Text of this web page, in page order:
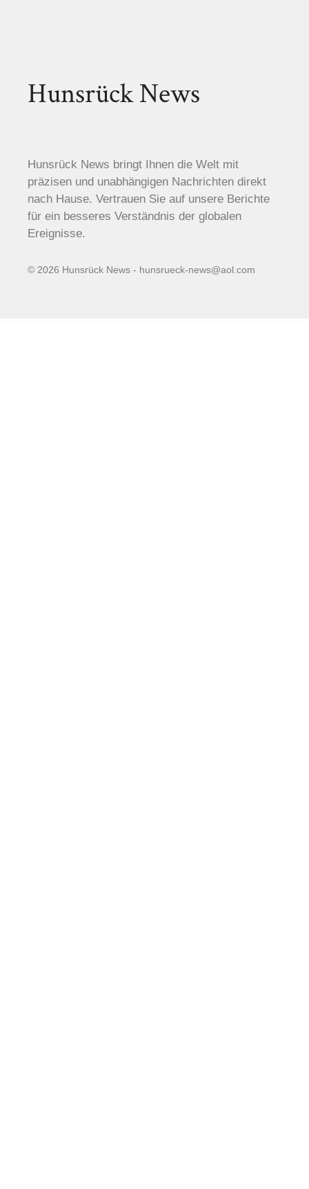
Hunsrück News
Hunsrück News bringt Ihnen die Welt mit
präzisen und unabhängigen Nachrichten direkt
nach Hause. Vertrauen Sie auf unsere Berichte
für ein besseres Verständnis der globalen
Ereignisse.
© 2026 Hunsrück News - hunsrueck-news@aol.com